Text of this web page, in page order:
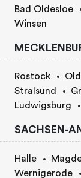
Bad Oldesloe
Winsen
Rostock
Stralsund
Ludwigsburg
SACHSEN-
Halle
Wernigerode